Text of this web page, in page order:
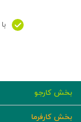
با
بخش کارجو
بخش کارفرما